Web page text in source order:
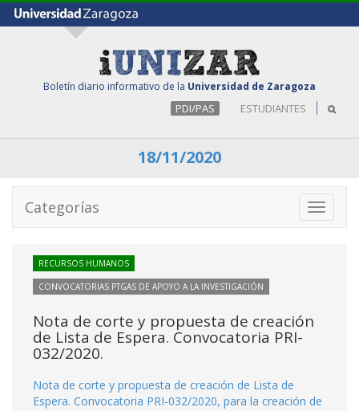
Boletín diario informativo de la Universidad de Zaragoza
PDI/PAS ESTUDIANTES
18/11/2020
Toggle
Categorías
RECURSOS HUMANOS
CONVOCATORIAS PTGAS DE APOYO A LA INVESTIGACIÓN
Nota de corte y propuesta de creación
de Lista de Espera. Convocatoria PRI-
032/2020.
Nota de corte y propuesta de creación de Lista de
Espera. Convocatoria PRI-032/2020, para la creación de